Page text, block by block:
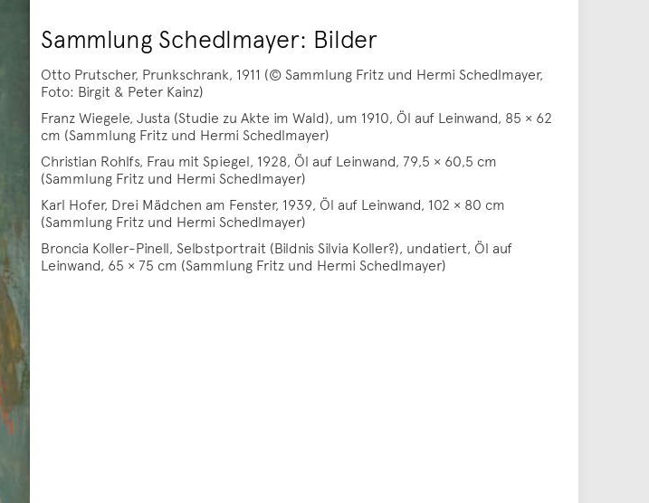
Sammlung Schedlmayer: Bilder
Otto Prutscher, Prunkschrank, 1911 (© Sammlung Fritz und Hermi Schedlmayer,
Foto: Birgit & Peter Kainz)
Franz Wiegele, Justa (Studie zu Akte im Wald), um 1910, Öl auf Leinwand, 85 × 62
cm (Sammlung Fritz und Hermi Schedlmayer)
Christian Rohlfs, Frau mit Spiegel, 1928, Öl auf Leinwand, 79,5 × 60,5 cm
(Sammlung Fritz und Hermi Schedlmayer)
Karl Hofer, Drei Mädchen am Fenster, 1939, Öl auf Leinwand, 102 × 80 cm
(Sammlung Fritz und Hermi Schedlmayer)
Broncia Koller-Pinell, Selbstportrait (Bildnis Silvia Koller?), undatiert, Öl auf
Leinwand, 65 × 75 cm (Sammlung Fritz und Hermi Schedlmayer)